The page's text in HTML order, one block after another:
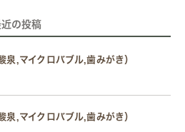
の投稿
,マイクロバブル,歯みがき）
,マイクロバブル,歯みがき）